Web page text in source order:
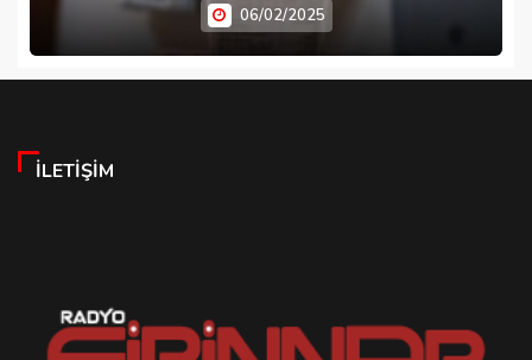
06/02/2025
İLETIŞIM